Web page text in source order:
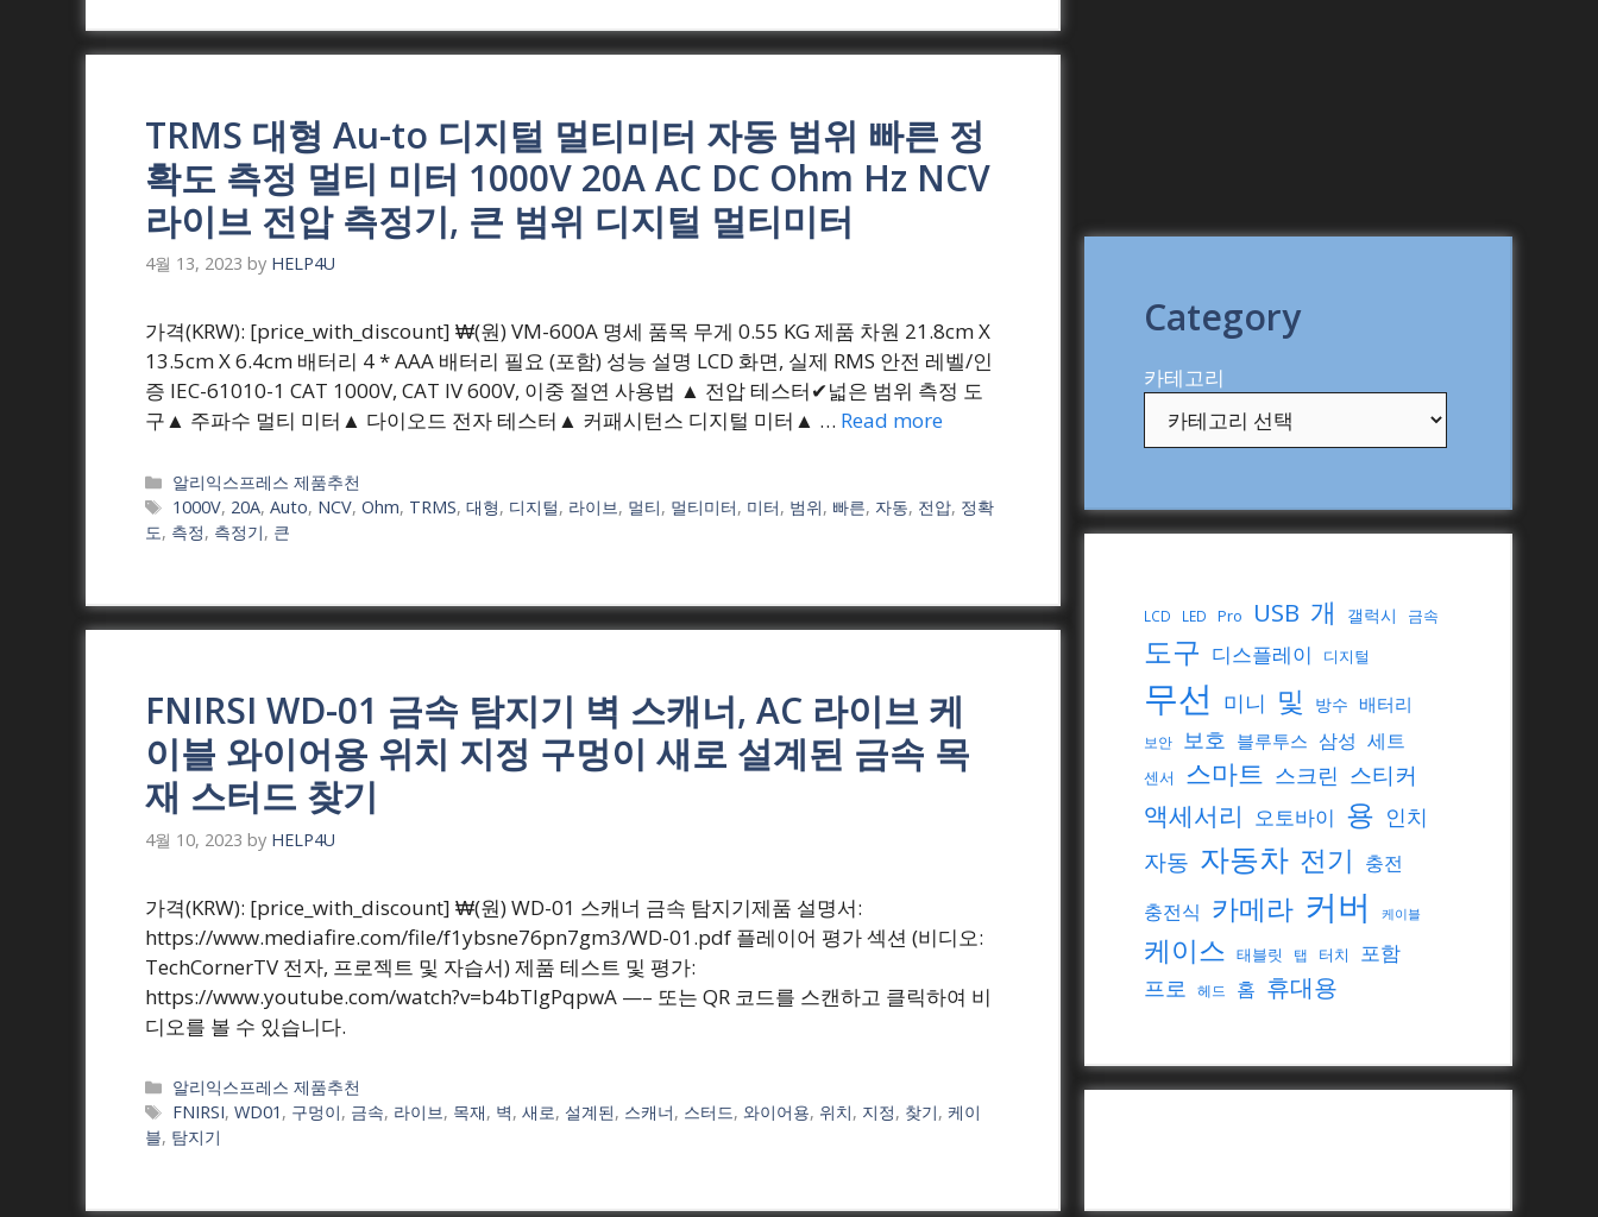
TRMS 대형 Au-to 디지털 멀티미터 자동 범위 빠른 정
확도 측정 멀티 미터 1000V 20A AC DC Ohm Hz NCV
라이브 전압 측정기, 큰 범위 디지털 멀티미터
4월 13, 2023 by HELP4U
가격(KRW): [price_with_discount] ₩(원) VM-600A 명세 품목 무게 0.55 KG 제품 차원 21.8cm X
13.5cm X 6.4cm 배터리 4 * AAA 배터리 필요 (포함) 성능 설명 LCD 화면, 실제 RMS 안전 레벨/인
증 IEC-61010-1 CAT 1000V, CAT IV 600V, 이중 절연 사용법 ▲ 전압 테스터✔넓은 범위 측정 도
구▲ 주파수 멀티 미터▲ 다이오드 전자 테스터▲ 커패시턴스 디지털 미터▲ … Read more
Categories
알리익스프레스 제품추천
Tags
1000V, 20A,Auto, NCV,Ohm, TRMS,대형, 디지털, 라이브, 멀티, 멀티미터, 미터, 범위, 빠른, 자동, 전압, 정확
도, 측정, 측정기, 큰
FNIRSI WD-01 금속 탐지기 벽 스캐너, AC 라이브 케
이블 와이어용 위치 지정 구멍이 새로 설계된 금속 목
재 스터드 찾기
4월 10, 2023 by HELP4U
가격(KRW): [price_with_discount] ₩(원) WD-01 스캐너 금속 탐지기제품 설명서:
https://www.mediafire.com/file/f1ybsne76pn7gm3/WD-01.pdf 플레이어 평가 섹션 (비디오:
TechCornerTV 전자, 프로젝트 및 자습서) 제품 테스트 및 평가:
https://www.youtube.com/watch?v=b4bTlgPqpwA —– 또는 QR 코드를 스캔하고 클릭하여 비
디오를 볼 수 있습니다.
Categories
알리익스프레스 제품추천
Tags
FNIRSI,WD01 , 구멍이, 금속, 라이브, 목재, 벽,새로, 설계된, 스캐너, 스터드,와이어용, 위치, 지정, 찾기,케이
블, 탐지기
Category
카테고리
LCD LED Pro USB 개 갤럭시 금속
도구 디스플레이 디지털
무선 미니 및 방수 배터리
보안 보호 블루투스 삼성 세트
센서 스마트 스크린 스티커
액세서리 오토바이 용 인치
자동 자동차 전기 충전
충전식 카메라 커버 케이블
케이스 태블릿 탭 터치 포함
프로 헤드 홈 휴대용